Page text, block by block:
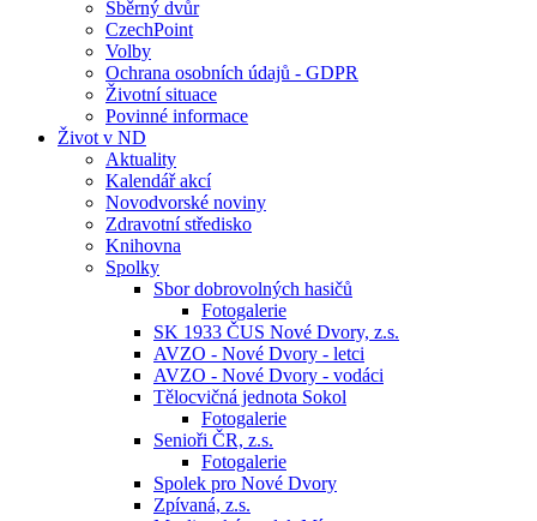
Sběrný dvůr
CzechPoint
Volby
Ochrana osobních údajů - GDPR
Životní situace
Povinné informace
Život v ND
Aktuality
Kalendář akcí
Novodvorské noviny
Zdravotní středisko
Knihovna
Spolky
Sbor dobrovolných hasičů
Fotogalerie
SK 1933 ČUS Nové Dvory, z.s.
AVZO - Nové Dvory - letci
AVZO - Nové Dvory - vodáci
Tělocvičná jednota Sokol
Fotogalerie
Senioři ČR, z.s.
Fotogalerie
Spolek pro Nové Dvory
Zpívaná, z.s.